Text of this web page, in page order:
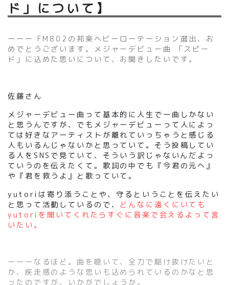
ド」について】
ーーー FM802の邦楽ヘビーローテーション選出、お
めでとうございます。メジャーデビュー曲 「スピー
ド」に込めた思いについて、お聞きしたいです。
佐藤さん
メジャーデビュー曲って基本的に人生で一曲しかない
と思うんですが、でもメジャーデビューって人によっ
ては好きなアーティストが離れていっちゃうと感じる
人もいるんじゃないかと思っていて。そう投稿してい
る人をSNSで見ていて、そういう訳じゃないんだよっ
ていうのを伝えたくて。歌詞の中でも『今君の元へ』
や『君を救うよ』と歌っていて。
yutoriは寄り添うことや、守るということを伝えたい
と思って活動しているので、 どんなに遠くにいても
yutoriを聞いてくれたらすぐに音楽で会えるよって言
いたい。
ーーーなるほど。曲を聴いて、全力で駆け抜けたいと
か、疾走感のような思いも込められているのかなと思
ったのですが、いかがでしょうか。